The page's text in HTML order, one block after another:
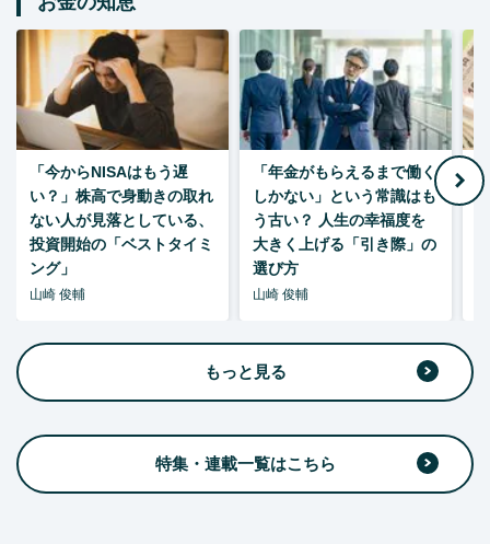
「今からNISAはもう遅
い？」株高で身動きの取れ
ない人が見落としている、
投資開始の「ベストタイミ
ング」
山崎 俊輔
「年金がもらえるまで働く
しかない」という常識はも
う古い？ 人生の幸福度を
大きく上げる「引き際」の
選び方
山崎 俊輔
もっと見る
特集・連載一覧はこちら